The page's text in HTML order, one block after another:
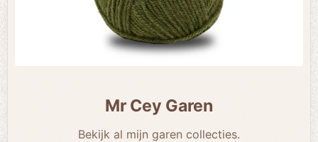
Mr Cey Garen
Bekijk al mijn garen collecties.